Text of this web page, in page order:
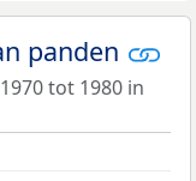
panden
tot 1980 in